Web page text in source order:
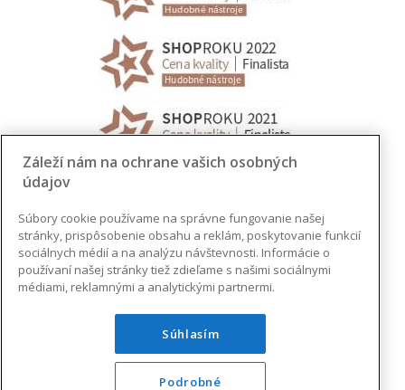
Záleží nám na ochrane vašich osobných
údajov
Súbory cookie používame na správne fungovanie našej
stránky, prispôsobenie obsahu a reklám, poskytovanie funkcií
sociálnych médií a na analýzu návštevnosti. Informácie o
používaní našej stránky tiež zdieľame s našimi sociálnymi
médiami, reklamnými a analytickými partnermi.
Súhlasím
Podrobné